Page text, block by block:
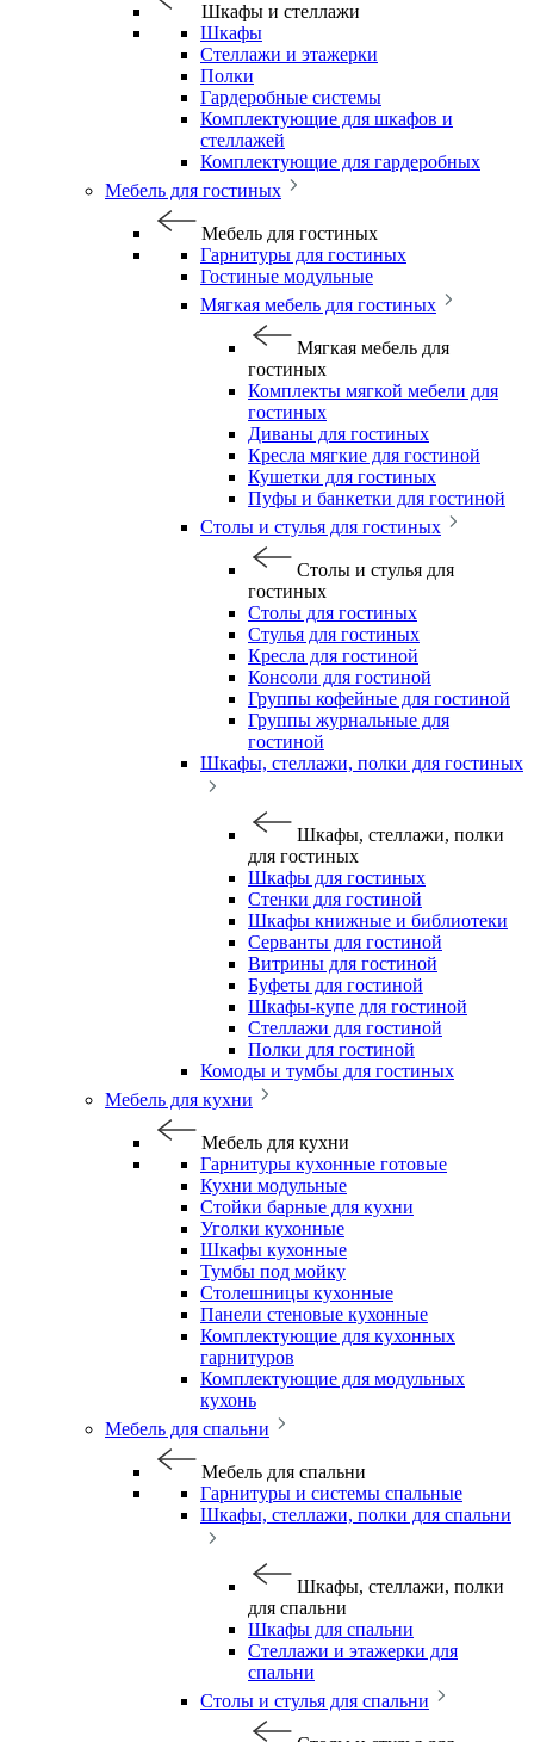
Шкафы и стеллажи
Шкафы
Стеллажи и этажерки
Полки
Гардеробные системы
Комплектующие для шкафов и
стеллажей
Комплектующие для гардеробных
Мебель для гостиных
Мебель для гостиных
Гарнитуры для гостиных
Гостиные модульные
Мягкая мебель для гостиных
Мягкая мебель для
гостиных
Комплекты мягкой мебели для
гостиных
Диваны для гостиных
Кресла мягкие для гостиной
Кушетки для гостиных
Пуфы и банкетки для гостиной
Столы и стулья для гостиных
Столы и стулья для
гостиных
Столы для гостиных
Стулья для гостиных
Кресла для гостиной
Консоли для гостиной
Группы кофейные для гостиной
Группы журнальные для
гостиной
Шкафы, стеллажи, полки для гостиных
Шкафы, стеллажи, полки
для гостиных
Шкафы для гостиных
Стенки для гостиной
Шкафы книжные и библиотеки
Серванты для гостиной
Витрины для гостиной
Буфеты для гостиной
Шкафы-купе для гостиной
Стеллажи для гостиной
Полки для гостиной
Комоды и тумбы для гостиных
Мебель для кухни
Мебель для кухни
Гарнитуры кухонные готовые
Кухни модульные
Стойки барные для кухни
Уголки кухонные
Шкафы кухонные
Тумбы под мойку
Столешницы кухонные
Панели стеновые кухонные
Комплектующие для кухонных
гарнитуров
Комплектующие для модульных
кухонь
Мебель для спальни
Мебель для спальни
Гарнитуры и системы спальные
Шкафы, стеллажи, полки для спальни
Шкафы, стеллажи, полки
для спальни
Шкафы для спальни
Стеллажи и этажерки для
спальни
Столы и стулья для спальни